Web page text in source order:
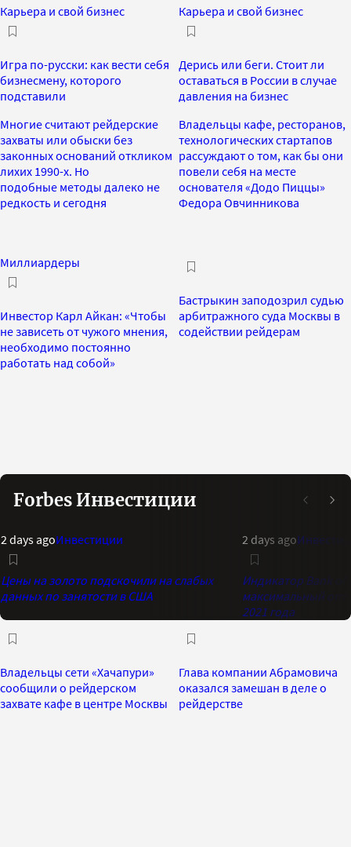
Карьера и свой бизнес
Игра по-русски: как вести себя
бизнесмену, которого
подставили
Многие считают рейдерские
захваты или обыски без
законных оснований откликом
лихих 1990-х. Но
подобные методы далеко не
редкость и сегодня
Карьера и свой бизнес
Дерись или беги. Стоит ли
оставаться в России в случае
давления на бизнес
Владельцы кафе, ресторанов,
технологических стартапов
рассуждают о том, как бы они
повели себя на месте
основателя «Додо Пиццы»
Федора Овчинникова
Миллиардеры
Инвестор Карл Айкан: «Чтобы
не зависеть от чужого мнения,
необходимо постоянно
работать над собой»
Бастрыкин заподозрил судью
арбитражного суда Москвы в
содействии рейдерам
Forbes Инвестиции
2 days agoИнвестиции
Цены на золото подскочили на слабых
данных по занятости в США
2 days ago
Индикатор Bank of
максимальный
2021 года
Владельцы сети «Хачапури»
сообщили о рейдерском
захвате кафе в центре Москвы
Глава компании Абрамовича
оказался замешан в деле о
рейдерстве